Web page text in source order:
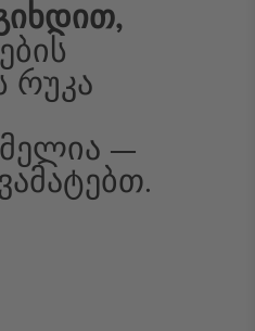
Რუკა
—